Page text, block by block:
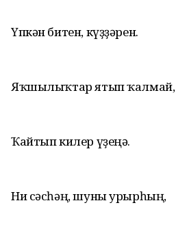
Үпкән битен, күҙҙәрен.
Яҡшылыҡтар ятып ҡалмай,
Ҡайтып килер үҙеңә.
Ни сәсһәң, шуны урырһың,